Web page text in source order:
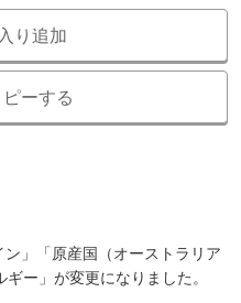
り追加
ーする
」「原産国（オーストラリア
ー」が変更になりました。